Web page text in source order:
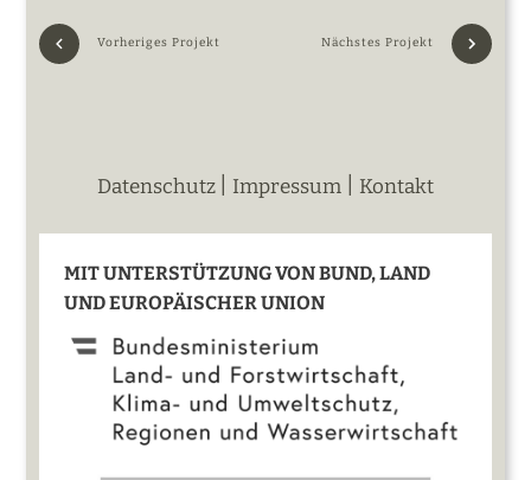
Vorheriges Projekt Nächstes Projekt
Datenschutz Impressum Kontakt
MIT UNTERSTÜTZUNG VON BUND, LAND
UND EUROPÄISCHER UNION